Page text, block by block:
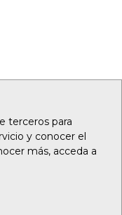
terceros para
y conocer el
más, acceda a